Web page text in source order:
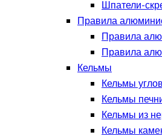
Шпатели-
Правила
Правила
Правила
Кельмы
Кельмы
Кельмы
Кельмы из
Кельмы